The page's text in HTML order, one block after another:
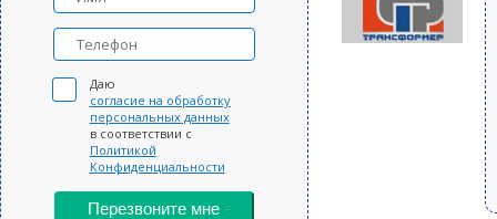
Даю
согласие на обработку
персональных данных
в соответствии с
Политикой
Конфиденциальности
Перезвоните мне